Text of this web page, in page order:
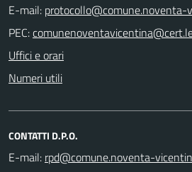
E-mail:
PEC:
Uffici e orari
Numeri utili
CONTATTI D.P.O.
E-mail: